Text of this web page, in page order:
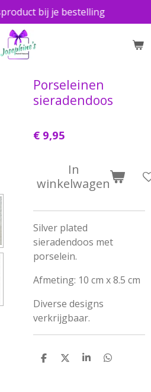
bij je bestelling
Porseleinen
sieradendoos
€ 9,95
In
winkelwagen
Silver plated
sieradendoos met
porselein.
Afmeting: 10 cm x 8.5 cm
Diverse designs
verkrijgbaar.
D
D
S
D